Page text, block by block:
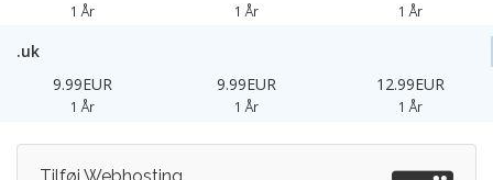
1 År 1 År 1 År
.uk
9.99EUR
1 År
9.99EUR
1 År
12.99EUR
1 År